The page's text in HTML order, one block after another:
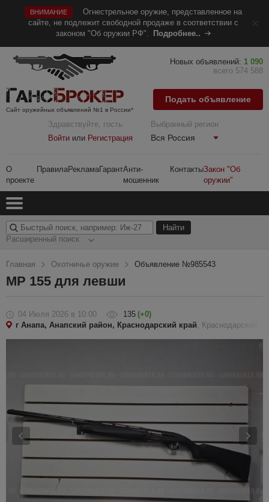
ВНИМАНИЕ
Огнестрельное оружие, представленное на
сайте, не подлежит свободной продаже в соответствии с
законом "Об оружии РФ".
Подробнее..
Сайт оружейных объявлений №1 в России*
Здравствуйте, гость
Войти или Регистрация
Выбранный регион
Вся Россия
О
проекте
ПравилаРекламаГарантАнти-
мошенник
КонтактыЗакон "Об
оружии"
Новых объявлений: 1 090
всего 574 588
Подать объявление
Расширенный поиск
Главная Охотничье оружие Объявление №985543
МР 155 для левши
04 Июля 2026 в 10:00 135 (+0)
г Анапа, Анапский район, Краснодарский край, Краснодарский